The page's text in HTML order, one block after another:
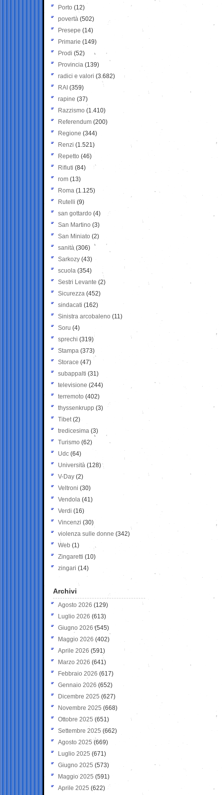
Porto (12)
povertà (502)
Presepe (14)
Primarie (149)
Prodi (52)
Provincia (139)
radici e valori (3.682)
RAI (359)
rapine (37)
Razzismo (1.410)
Referendum (200)
Regione (344)
Renzi (1.521)
Repetto (46)
Rifiuti (84)
rom (13)
Roma (1.125)
Rutelli (9)
san gottardo (4)
San Martino (3)
San Miniato (2)
sanità (306)
Sarkozy (43)
scuola (354)
Sestri Levante (2)
Sicurezza (452)
sindacati (162)
Sinistra arcobaleno (11)
Soru (4)
sprechi (319)
Stampa (373)
Storace (47)
subappalti (31)
televisione(244)
terremoto (402)
thyssenkrupp (3)
Tibet(2)
tredicesima (3)
Turismo (62)
Udc (64)
Università (128)
V-Day (2)
Veltroni (30)
Vendola (41)
Verdi (16)
Vincenzi (30)
violenza sulle donne (342)
Web (1)
Zingaretti (10)
zingari (14)
Archivi
Agosto 2026 (129)
Luglio 2026 (613)
Giugno 2026 (545)
Maggio 2026 (402)
Aprile 2026 (591)
Marzo 2026 (641)
Febbraio 2026 (617)
Gennaio 2026 (652)
Dicembre 2025 (627)
Novembre 2025 (668)
Ottobre 2025 (651)
Settembre 2025 (662)
Agosto 2025 (669)
Luglio 2025 (671)
Giugno 2025 (573)
Maggio 2025 (591)
Aprile 2025 (622)